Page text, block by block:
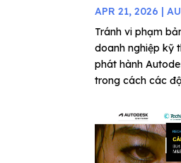
APR 21, 2026 |
Tránh vi phạm
doanh nghiệp kỹ
phát hành
trong cách các